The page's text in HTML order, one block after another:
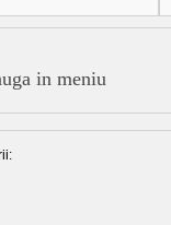
in meniu